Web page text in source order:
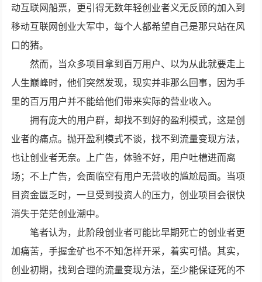
动互联网船票，更引得无数年轻创业者义无反顾的加入到
移动互联网创业大军中，每个人都希望自己是那只站在风
口的猪。
然而，当众多项目拿到百万用户、以为从此就要走上
人生巅峰时，他们突然发现，现实并非那么回事，因为手
里的百万用户并不能给他们带来实际的营业收入。
拥有庞大的用户群，却找不到好的盈利模式，这是创
业者的痛点。抛开盈利模式不谈，找不到流量变现方法，
也让创业者无奈。上广告，体验不好，用户吐槽进而离
场；不上广告，会面临空有用户无营收的尴尬局面。当项
目资金匮乏时，一旦受到投资人的压力，创业项目会很快
消失于茫茫创业潮中。
笔者认为，此阶段创业者可能比早期死亡的创业者更
加痛苦，手握金矿也不不知怎样开采，着实可惜。其实，
创业初期，找到合理的流量变现方法，至少能保证死的不